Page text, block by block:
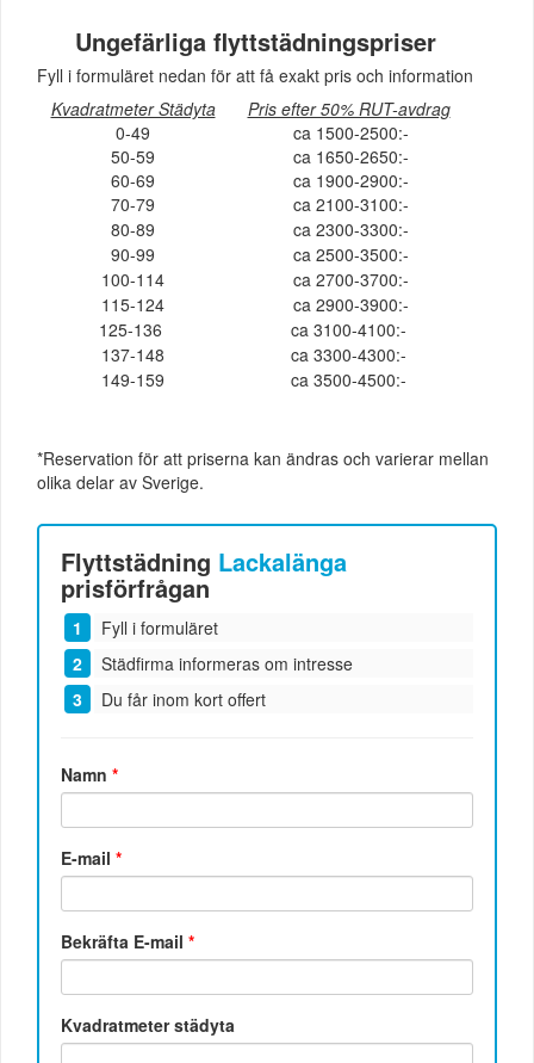
Ungefärliga flyttstädningspriser
Fyll i formuläret nedan för att få exakt pris och information
Kvadratmeter Städyta
Pris efter 50% RUT-avdrag
0-49
ca 1500-2500:-
50-59
ca 1650-2650:-
60-69
ca 1900-2900:-
70-79
ca 2100-3100:-
80-89
ca 2300-3300:-
90-99
ca 2500-3500:-
100-114
ca 2700-3700:-
115-124
ca 2900-3900:-
125-136
ca 3100-4100:-
137-148
ca 3300-4300:-
149-159
ca 3500-4500:-
*Reservation för att priserna kan ändras och varierar mellan
olika delar av Sverige.
Flyttstädning Lackalänga
prisförfrågan
Fyll i formuläret
Städfirma informeras om intresse
Du får inom kort offert
Namn*
E-mail*
Bekräfta E-mail*
Kvadratmeter städyta